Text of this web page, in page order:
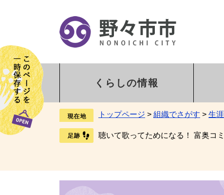
くらしの情報
トップページ > 組織でさがす > 生
聴いて歌ってためになる！ 富奥コ